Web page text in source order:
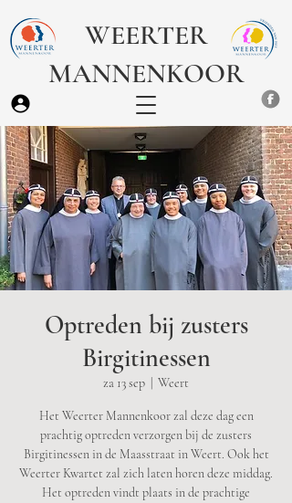
WEERTER
MANNENKOOR
Optreden bij zusters
Birgitinessen
za 13 sep Weert
Het Weerter Mannenkoor zal deze dag een
prachtig optreden verzorgen bij de zusters
Birgitinessen in de Maasstraat in Weert. Ook het
Weerter Kwartet zal zich laten horen deze middag.
Het optreden vindt plaats in de prachtige